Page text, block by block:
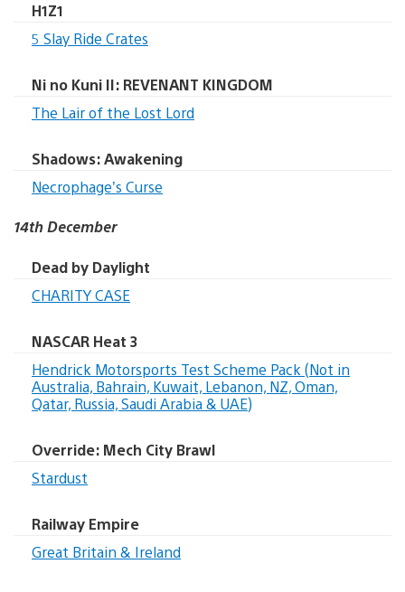
H1Z1
5 Slay Ride Crates
Ni no Kuni II: REVENANT KINGDOM
The Lair of the Lost Lord
Shadows: Awakening
Necrophage’s Curse
14th December
Dead by Daylight
CHARITY CASE
NASCAR Heat 3
Hendrick Motorsports Test Scheme Pack (Not in
Australia, Bahrain, Kuwait, Lebanon, NZ, Oman,
Qatar, Russia, Saudi Arabia & UAE)
Override: Mech City Brawl
Stardust
Railway Empire
Great Britain & Ireland